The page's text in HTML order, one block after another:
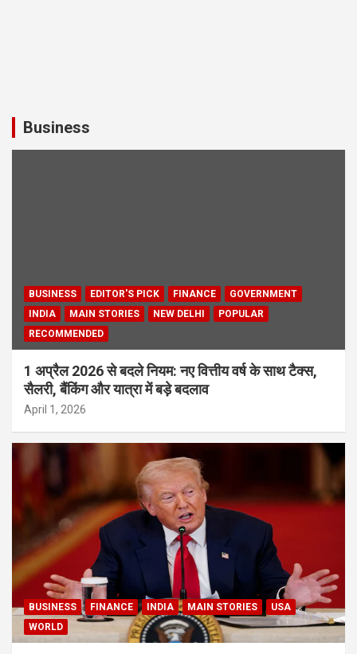
Business
BUSINESS EDITOR'S PICK FINANCE
GOVERNMENT
INDIA
MAIN STORIES NEW DELHI
POPULAR
RECOMMENDED
1 अप्रैल 2026 से बदले नियम: नए वित्तीय वर्ष के साथ टैक्स,
सैलरी, बैंकिंग और यात्रा में बड़े बदलाव
April 1, 2026
BUSINESS FINANCE INDIA MAIN STORIES
USA
WORLD